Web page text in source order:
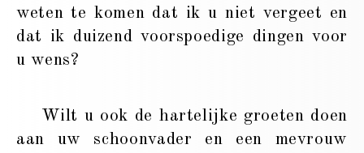
weten te komen dat ik u niet vergeet en
dat ik duizend voorspoedige dingen voor
u wens?
Wilt u ook de hartelijke groeten doen
aan uw schoonvader en een mevrouw